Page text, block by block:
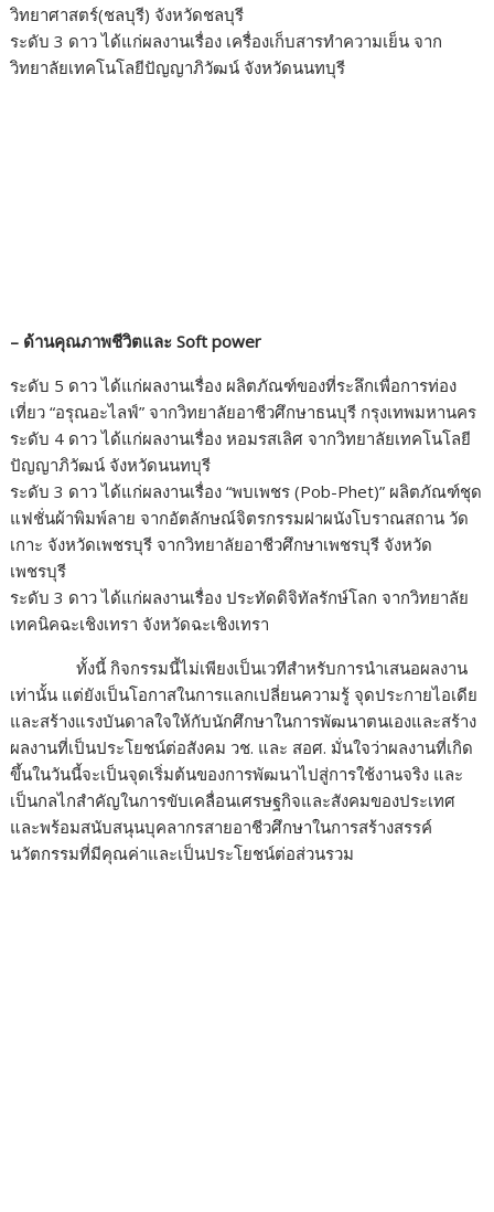
วิทยาศาสตร์(ชลบุรี) จังหวัดชลบุรี
ระดับ 3 ดาว ได้แก่ผลงานเรื่อง เครื่องเก็บสารทำความเย็น จาก
วิทยาลัยเทคโนโลยีปัญญาภิวัฒน์ จังหวัดนนทบุรี
– ด้านคุณภาพชีวิตและ Soft power
ระดับ 5 ดาว ได้แก่ผลงานเรื่อง ผลิตภัณฑ์ของที่ระลึกเพื่อการท่อง
เที่ยว “อรุณอะไลฟ์” จากวิทยาลัยอาชีวศึกษาธนบุรี กรุงเทพมหานคร
ระดับ 4 ดาว ได้แก่ผลงานเรื่อง หอมรสเลิศ จากวิทยาลัยเทคโนโลยี
ปัญญาภิวัฒน์ จังหวัดนนทบุรี
ระดับ 3 ดาว ได้แก่ผลงานเรื่อง “พบเพชร (Pob-Phet)” ผลิตภัณฑ์ชุด
แฟชั่นผ้าพิมพ์ลาย จากอัตลักษณ์จิตรกรรมฝาผนังโบราณสถาน วัด
เกาะ จังหวัดเพชรบุรี จากวิทยาลัยอาชีวศึกษาเพชรบุรี จังหวัด
เพชรบุรี
ระดับ 3 ดาว ได้แก่ผลงานเรื่อง ประทัดดิจิทัลรักษ์โลก จากวิทยาลัย
เทคนิคฉะเชิงเทรา จังหวัดฉะเชิงเทรา
ทั้งนี้ กิจกรรมนี้ไม่เพียงเป็นเวทีสำหรับการนำเสนอผลงาน
เท่านั้น แต่ยังเป็นโอกาสในการแลกเปลี่ยนความรู้ จุดประกายไอเดีย
และสร้างแรงบันดาลใจให้กับนักศึกษาในการพัฒนาตนเองและสร้าง
ผลงานที่เป็นประโยชน์ต่อสังคม วช. และ สอศ. มั่นใจว่าผลงานที่เกิด
ขึ้นในวันนี้จะเป็นจุดเริ่มต้นของการพัฒนาไปสู่การใช้งานจริง และ
เป็นกลไกสำคัญในการขับเคลื่อนเศรษฐกิจและสังคมของประเทศ
และพร้อมสนับสนุนบุคลากรสายอาชีวศึกษาในการสร้างสรรค์
นวัตกรรมที่มีคุณค่าและเป็นประโยชน์ต่อส่วนรวม